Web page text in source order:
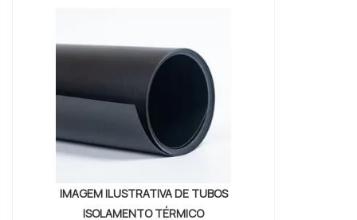
IMAGEM ILUSTRATIVA DE TUBOS
ISOLAMENTO TÉRMICO